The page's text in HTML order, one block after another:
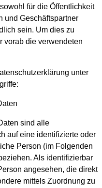
für die Öffentlichkeit
und Geschäftspartner
sein. Um dies zu
vorab die verwendeten
unter
sind alle
auf eine identifizierte oder
Person (im Folgenden
Als identifizierbar
angesehen, die direkt
mittels Zuordnung zu